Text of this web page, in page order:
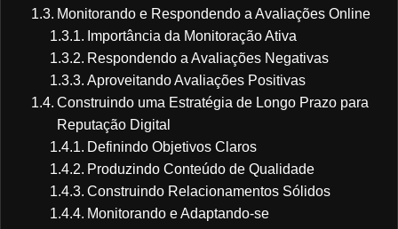
Monitorando e Respondendo a Avaliações Online
Importância da Monitoração Ativa
Respondendo a Avaliações Negativas
Aproveitando Avaliações Positivas
Construindo uma Estratégia de Longo Prazo para
Reputação Digital
Definindo Objetivos Claros
Produzindo Conteúdo de Qualidade
Construindo Relacionamentos Sólidos
Monitorando e Adaptando-se